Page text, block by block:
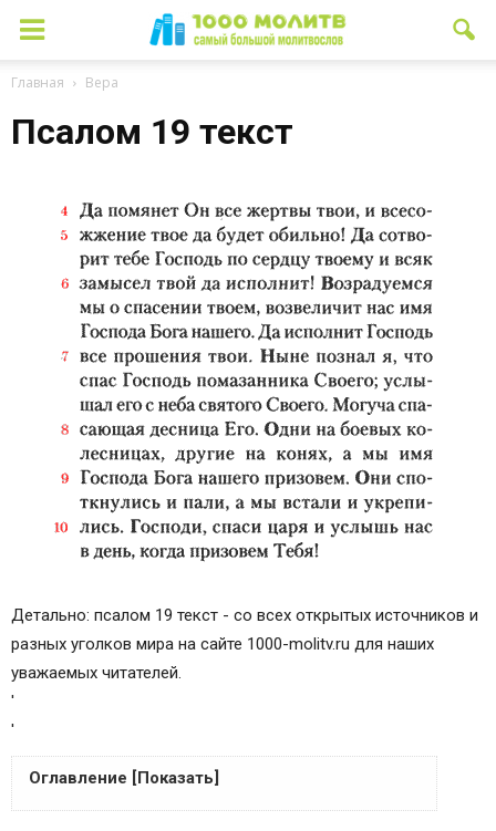
Главная Вера
Псалом 19 текст
Детально: псалом 19 текст - со всех открытых источников и
разных уголков мира на сайте 1000-molitv.ru для наших
уважаемых читателей.
'
'
Оглавление [Показать]